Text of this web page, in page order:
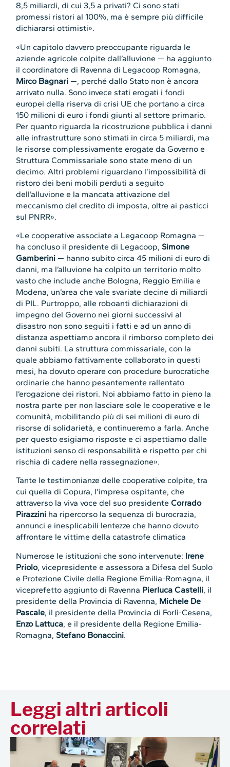
8,5 miliardi, di cui 3,5 a privati? Ci sono stati
promessi ristori al 100%, ma è sempre più difficile
dichiararsi ottimisti».
«Un capitolo davvero preoccupante riguarda le
aziende agricole colpite dall’alluvione — ha aggiunto
il coordinatore di Ravenna di Legacoop Romagna,
Mirco Bagnari —, perché dallo Stato non è ancora
arrivato nulla. Sono invece stati erogati i fondi
europei della riserva di crisi UE che portano a circa
150 milioni di euro i fondi giunti al settore primario.
Per quanto riguarda la ricostruzione pubblica i danni
alle infrastrutture sono stimati in circa 5 miliardi, ma
le risorse complessivamente erogate da Governo e
Struttura Commissariale sono state meno di un
decimo. Altri problemi riguardano l’impossibilità di
ristoro dei beni mobili perduti a seguito
dell’alluvione e la mancata attivazione del
meccanismo del credito di imposta, oltre ai pasticci
sul PNRR».
«Le cooperative associate a Legacoop Romagna —
ha concluso il presidente di Legacoop, Simone
Gamberini— hanno subito circa 45 milioni di euro di
danni, ma l’alluvione ha colpito un territorio molto
vasto che include anche Bologna, Reggio Emilia e
Modena, un’area che vale svariate decine di miliardi
di PIL. Purtroppo, alle roboanti dichiarazioni di
impegno del Governo nei giorni successivi al
disastro non sono seguiti i fatti e ad un anno di
distanza aspettiamo ancora il rimborso completo dei
danni subiti. La struttura commissariale, con la
quale abbiamo fattivamente collaborato in questi
mesi, ha dovuto operare con procedure burocratiche
ordinarie che hanno pesantemente rallentato
l’erogazione dei ristori. Noi abbiamo fatto in pieno la
nostra parte per non lasciare sole le cooperative e le
comunità, mobilitando più di sei milioni di euro di
risorse di solidarietà, e continueremo a farla. Anche
per questo esigiamo risposte e ci aspettiamo dalle
istituzioni senso di responsabilità e rispetto per chi
rischia di cadere nella rassegnazione».
Tante le testimonianze delle cooperative colpite, tra
cui quella di Copura, l’impresa ospitante, che
attraverso la viva voce del suo presidenteCorrado
Pirazzini ha ripercorso la sequenza di burocrazia,
annunci e inesplicabili lentezze che hanno dovuto
affrontare le vittime della catastrofe climatica
Numerose le istituzioni che sono intervenute: Irene
Priolo, vicepresidente e assessora a Difesa del Suolo
e Protezione Civile della Regione Emilia-Romagna, il
viceprefetto aggiunto di Ravenna Pierluca Castelli, il
presidente della Provincia di Ravenna, Michele De
Pascale, il presidente della Provincia di Forlì-Cesena,
Enzo Lattuca, e il presidente della Regione Emilia-
Romagna, Stefano Bonaccini.
Leggi altri articoli
correlati